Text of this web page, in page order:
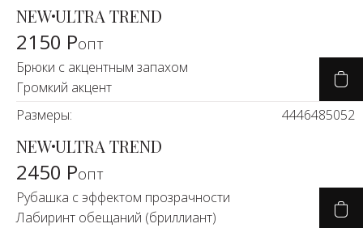
NEWULTRA TREND
2150 Ропт
Брюки с акцентным запахом
Громкий акцент
Размеры:
4446485052
NEWULTRA TREND
2450 Ропт
Рубашка с эффектом прозрачности
Лабиринт обещаний (бриллиант)